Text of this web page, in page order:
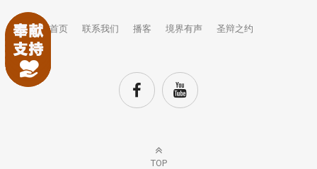
首页 联系我们 播客 境界有声 圣辩之约
TOP